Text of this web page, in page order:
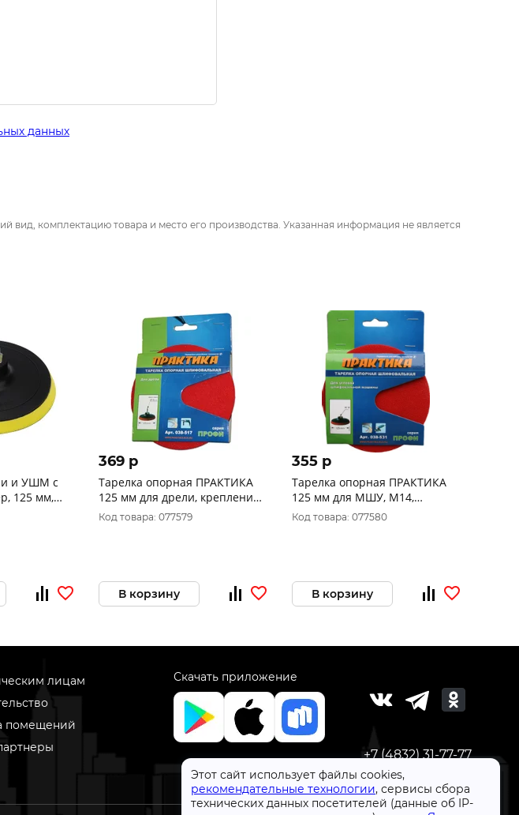
Этот сайт использует файлы cookies,
рекомендательные технологии, сервисы сбора
технических данных посетителей (данные об IP-
данных
вид, комплектацию товара и место его производства. Указанная информация не является
и УШМ с
125 мм,
369 p
Тарелка опорная ПРАКТИКА
125 мм для дрели, крепление
VELCRO 038-517
Код товара: 077579
В корзину
355 p
Тарелка опорная ПРАКТИКА
125 мм для МШУ, М14,
крепление VELCRO 038-531
Код товара: 077580
В корзину
лицам
помещений
Скачать приложение
+7 (4832) 31-77-77